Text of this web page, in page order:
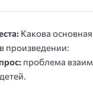
Какова
произведении:
проблема